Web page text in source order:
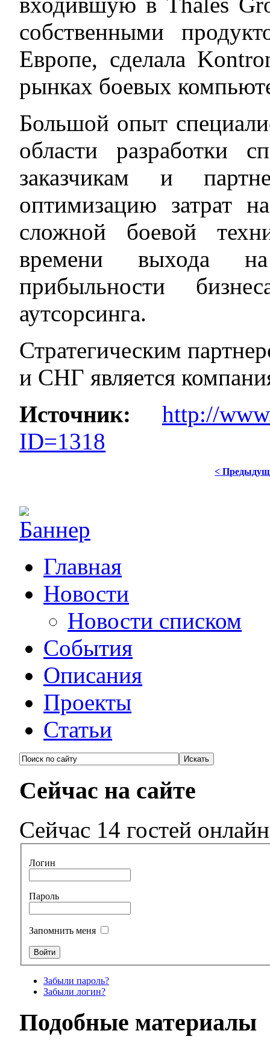
собственными
Европе, сделала
рынках боевых
Большой опыт
области разработки
заказчикам и
оптимизацию затрат
сложной боевой
времени выхода
прибыльности
аутсорсинга.
Стратегическим
и СНГ является
Источник:
http://
ID=1318
<
Главная
Новости
Новости списком
События
Описания
Проекты
Статьи
Сейчас на сайте
Сейчас 14 гостей онлайн
Логин
Пароль
Запомнить меня
Забыли пароль?
Забыли логин?
Подобные материалы